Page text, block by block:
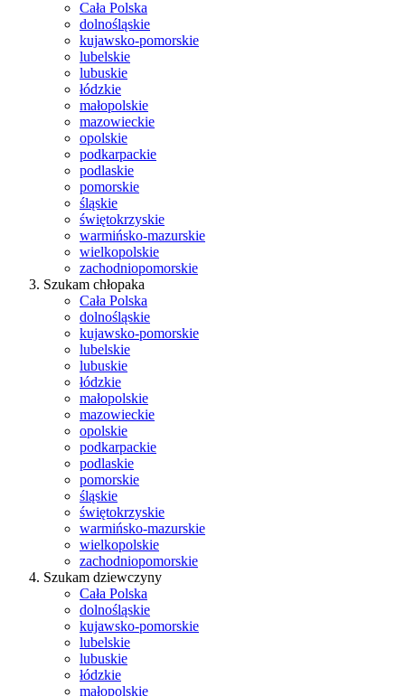
Cała Polska
dolnośląskie
kujawsko-pomorskie
lubelskie
lubuskie
łódzkie
małopolskie
mazowieckie
opolskie
podkarpackie
podlaskie
pomorskie
śląskie
świętokrzyskie
warmińsko-mazurskie
wielkopolskie
zachodniopomorskie
Szukam chłopaka
Cała Polska
dolnośląskie
kujawsko-pomorskie
lubelskie
lubuskie
łódzkie
małopolskie
mazowieckie
opolskie
podkarpackie
podlaskie
pomorskie
śląskie
świętokrzyskie
warmińsko-mazurskie
wielkopolskie
zachodniopomorskie
Szukam dziewczyny
Cała Polska
dolnośląskie
kujawsko-pomorskie
lubelskie
lubuskie
łódzkie
małopolskie